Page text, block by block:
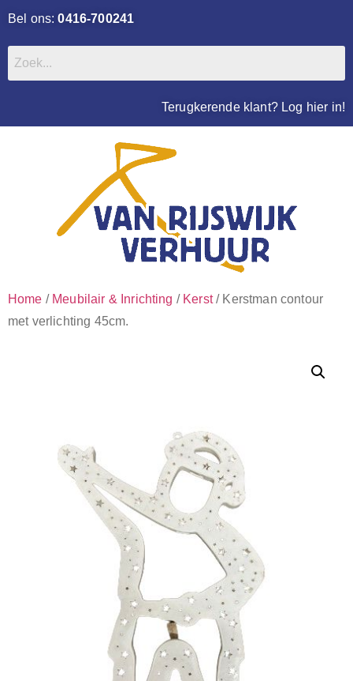
Bel ons:0416-700241
Terugkerende klant? Log hier in!
Home / Meubilair & Inrichting / Kerst/ Kerstman contour
met verlichting 45cm.